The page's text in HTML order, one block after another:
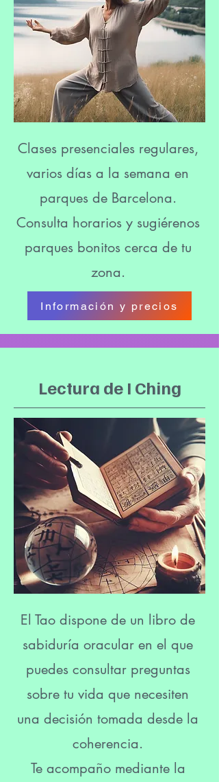
Clases presenciales regulares,
varios días a la semana en
parques de Barcelona.
Consulta horarios y sugiérenos
parques bonitos cerca de tu
zona.
Información y precios
Lectura de I Ching
El Tao dispone de un libro de
sabiduría oracular en el que
puedes consultar preguntas
sobre tu vida que necesiten
una decisión tomada desde la
coherencia.
Te acompaño mediante la